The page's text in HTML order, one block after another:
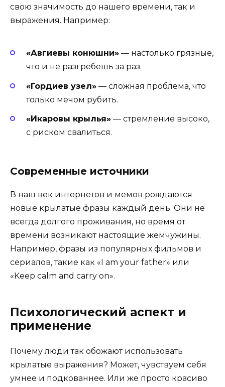
свою значимость до нашего времени, так и
выражения. Например:
«Авгиевы конюшни» — настолько грязные,
что и не разгребешь за раз.
«Гордиев узел» — сложная проблема, что
только мечом рубить.
«Икаровы крылья» — стремление высоко,
с риском свалиться.
Современные источники
В наш век интернетов и мемов рождаются
новые крылатые фразы каждый день. Они не
всегда долгого проживания, но время от
времени возникают настоящие жемчужины.
Например, фразы из популярных фильмов и
сериалов, такие как «I am your father» или
«Keep calm and carry on».
Психологический аспект и
применение
Почему люди так обожают использовать
крылатые выражения? Может, чувствуем себя
умнее и подкованнее. Или же просто красиво